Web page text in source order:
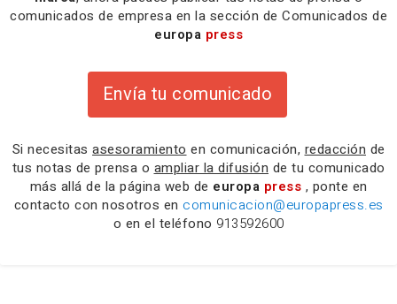
comunicados de empresa en la sección de Comunicados de
europa press
Envía tu comunicado
Si necesitas asesoramiento en comunicación, redacción de
tus notas de prensa o ampliar la difusión de tu comunicado
más allá de la página web de europa press , ponte en
contacto con nosotros en comunicacion@europapress.es
o en el teléfono 913592600